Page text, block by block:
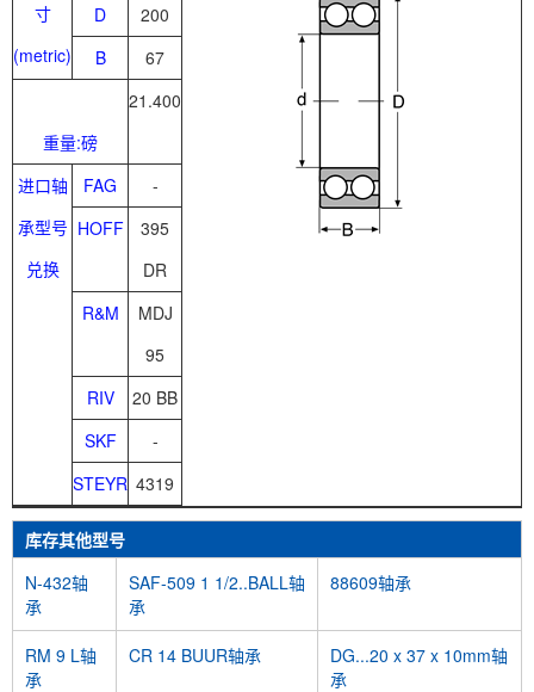
寸
(metric)
D
200
B
67
重量:磅
21.400
进口轴
承型号
兑换
FAG
-
HOFF
395
DR
R&M
MDJ
95
RIV
20 BB
SKF
-
STEYR 4319
库存其他型号
N-432轴
承
SAF-509 1 1/2..BALL轴
承
88609轴承
RM 9 L轴
承
CR 14 BUUR轴承
DG...20 x 37 x 10mm轴
承